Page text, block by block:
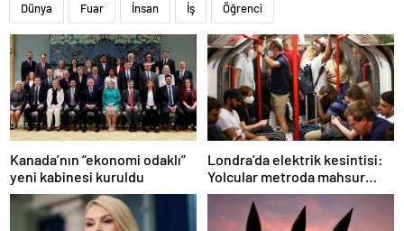
Dünya Fuar İnsan İş Öğrenci
Kanada’nın “ekonomi odaklı”
yeni kabinesi kuruldu
Londra’da elektrik kesintisi:
Yolcular metroda mahsur
kaldı